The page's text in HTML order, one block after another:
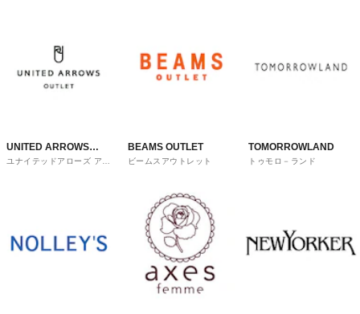
UNITED ARROWS
OUTLET
ユナイテッドアローズ アウ
BEAMS OUTLET
ビームスアウトレット
TOMORROWLAND
トゥモロ－ランド